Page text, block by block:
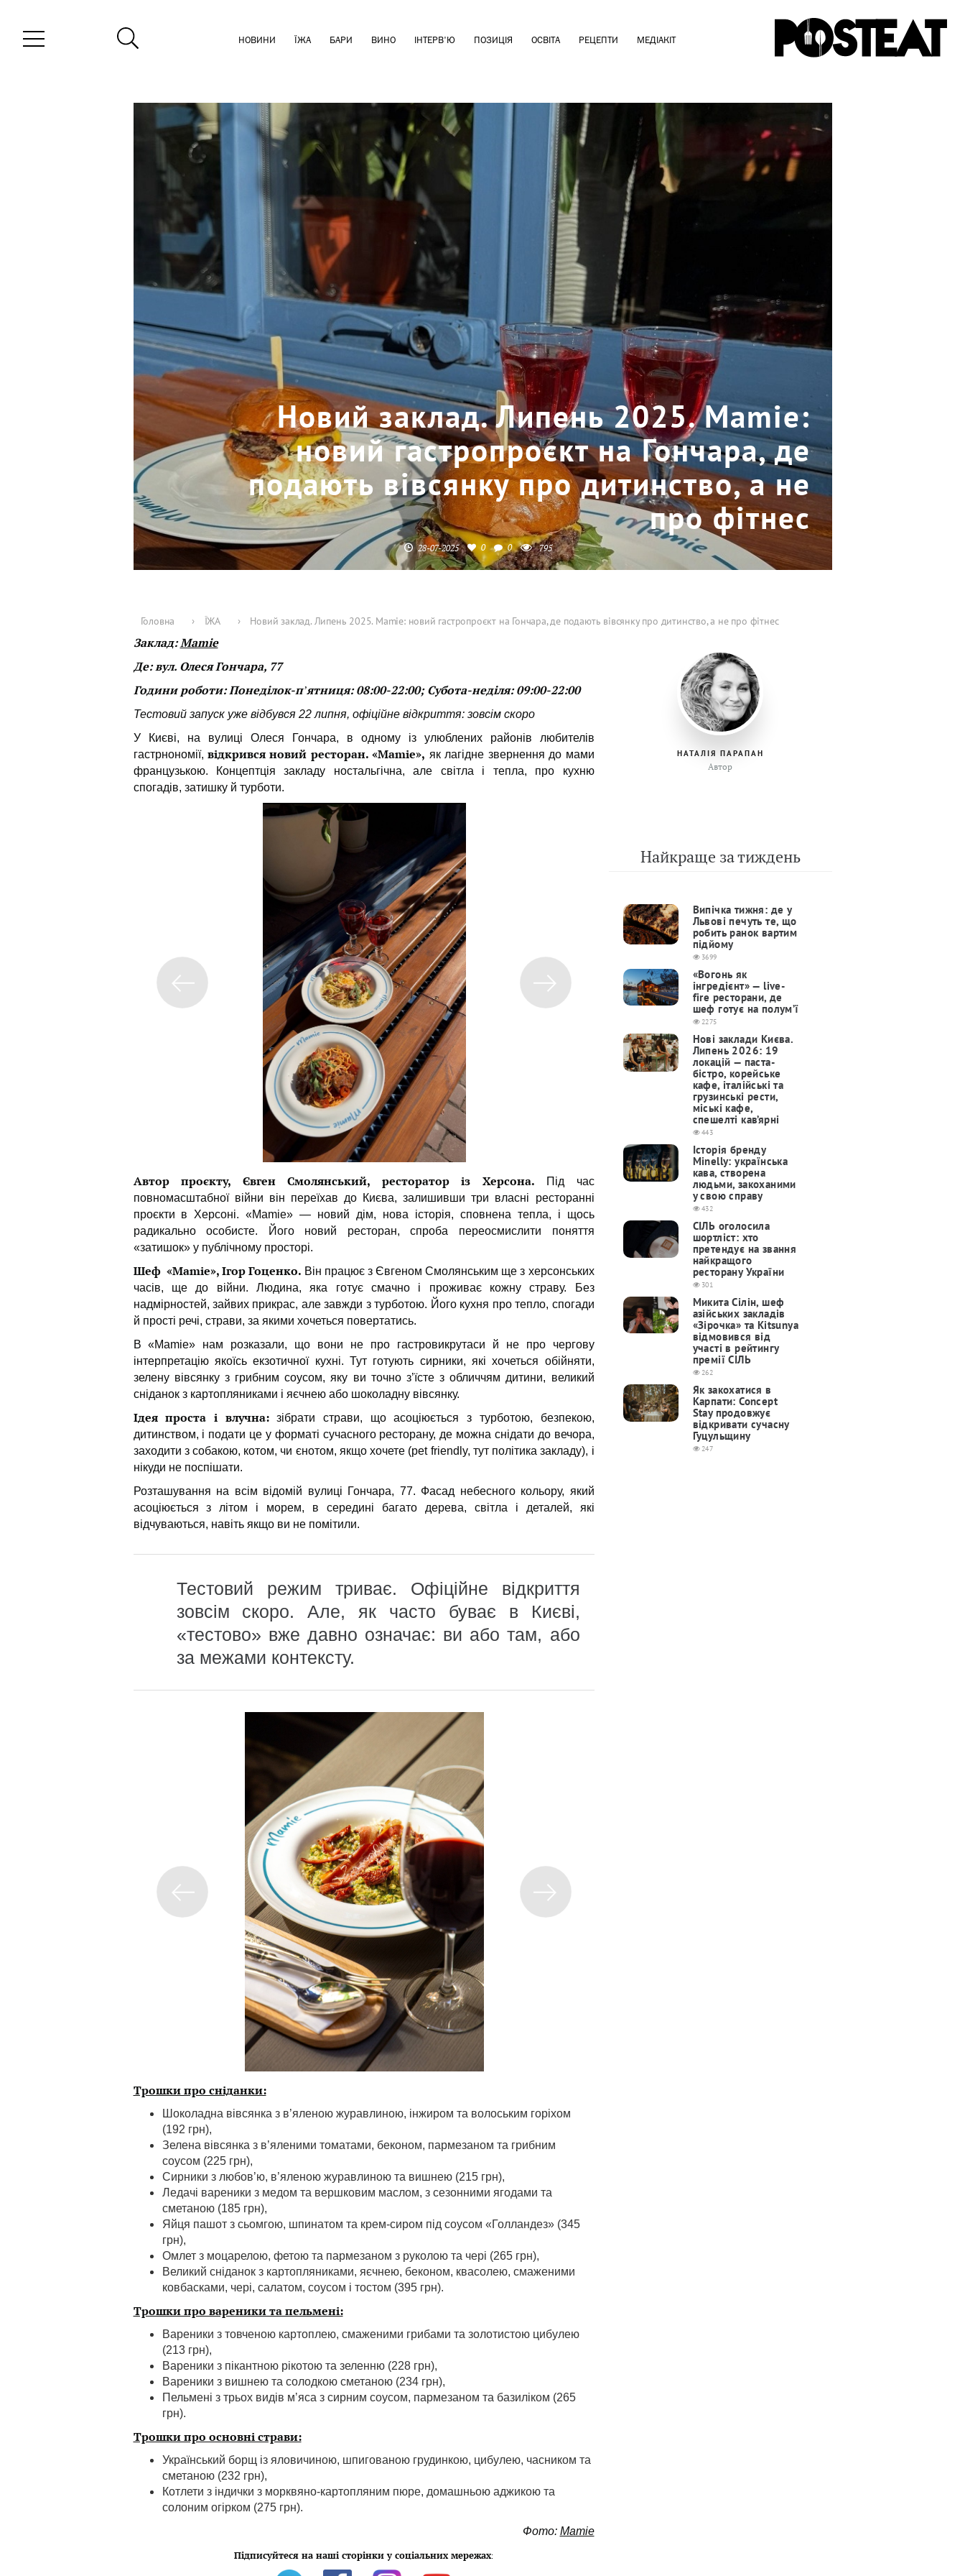
НОВИНИ ЇЖА БАРИ ВИНО ІНТЕРВ'Ю ПОЗИЦІЯ ОСВІТА РЕЦЕПТИ МЕДІАКІТ
Новий заклад. Липень 2025. Mamie:
новий гастропроєкт на Гончара, де
подають вівсянку про дитинство, а не
про фітнес
28-07-2025 0 0 795
Головна › ЇЖА › Новий заклад. Липень 2025. Mamie: новий гастропроєкт на Гончара, де подають вівсянку про дитинство, а не про фітнес
Заклад:Mamie
Де: вул. Олеся Гончара, 77
Години роботи: Понеділок-пʼятниця: 08:00-22:00; Субота-неділя: 09:00-22:00
Тестовий запуск уже відбувся 22 липня, офіційне відкриття: зовсім скоро
У Києві, на вулиці Олеся Гончара, в одному із улюблених районів любителів
гастрнономії, відкрився новий ресторан.«Mamie», як лагідне звернення до мами
французькою. Концептція закладу ностальгічна, але світла і тепла, про кухню
спогадів, затишку й турботи.
Автор проєкту, Євген Смолянський, ресторатор із Херсона. Під час
повномасштабної війни він переїхав до Києва, залишивши три власні ресторанні
проєкти в Херсоні. «Mamie» — новий дім, нова історія, сповнена тепла, і щось
радикально особисте. Його новий ресторан, спроба переосмислити поняття
«затишок» у публічному просторі.
Шеф «Mamie», Ігор Гоценко. Він працює з Євгеном Смолянським ще з херсонських
часів, ще до війни. Людина, яка готує смачно і проживає кожну страву. Без
надмірностей, зайвих прикрас, але завжди з турботою. Його кухня про тепло, спогади
й прості речі, страви, за якими хочеться повертатись.
В «Mamie» нам розказали, що вони не про гастровикрутаси й не про чергову
інтерпретацію якоїсь екзотичної кухні. Тут готують сирники, які хочеться обійняти,
зелену вівсянку з грибним соусом, яку ви точно з’їсте з обличчям дитини, великий
сніданок з картопляниками і яєчнею або шоколадну вівсянку.
Ідея проста і влучна:зібрати страви, що асоціюється з турботою, безпекою,
дитинством, і подати це у форматі сучасного ресторану, де можна снідати до вечора,
заходити з собакою, котом, чи єнотом, якщо хочете (pet friendly, тут політика закладу), і
нікуди не поспішати.
Розташування на всім відомій вулиці Гончара, 77. Фасад небесного кольору, який
асоціюється з літом і морем, в середині багато дерева, світла і деталей, які
відчуваються, навіть якщо ви не помітили.
Тестовий режим триває. Офіційне відкриття
зовсім скоро. Але, як часто буває в Києві,
«тестово» вже давно означає: ви або там, або
за межами контексту.
Трошки про сніданки:
Шоколадна вівсянка з в’яленою журавлиною, інжиром та волоським горіхом
(192 грн),
Зелена вівсянка з в’яленими томатами, беконом, пармезаном та грибним
соусом (225 грн),
Сирники з любов’ю, в’яленою журавлиною та вишнею (215 грн),
Ледачі вареники з медом та вершковим маслом, з сезонними ягодами та
сметаною (185 грн),
Яйця пашот з сьомгою, шпинатом та крем-сиром під соусом «Голландез» (345
грн),
Омлет з моцарелою, фетою та пармезаном з руколою та чері (265 грн),
Великий сніданок з картопляниками, яєчнею, беконом, квасолею, смаженими
ковбасками, чері, салатом, соусом і тостом (395 грн).
Трошки про вареники та пельмені:
Вареники з товченою картоплею, смаженими грибами та золотистою цибулею
(213 грн),
Вареники з пікантною рікотою та зеленню (228 грн),
Вареники з вишнею та солодкою сметаною (234 грн),
Пельмені з трьох видів мʼяса з сирним соусом, пармезаном та базиліком (265
грн).
Трошки про основні страви:
Український борщ із яловичиною, шпигованою грудинкою, цибулею, часником та
сметаною (232 грн),
Котлети з індички з морквяно-картопляним пюре, домашньою аджикою та
солоним огірком (275 грн).
Фото: Mamie
Підписуйтеся на наші сторінки у соціальних мережах:
НАТАЛІЯ ПАРАПАН
Автор
Найкраще за тиждень
Випічка тижня: де у
Львові печуть те, що
робить ранок вартим
підйому
3699
«Вогонь як
інгредієнт» — live-
fire ресторани, де
шеф готує на полум’ї
2275
Нові заклади Києва.
Липень 2026: 19
локацій — паста-
бістро, корейське
кафе, італійські та
грузинські рести,
міські кафе,
спешелті кав’ярні
443
Історія бренду
Minelly: українська
кава, створена
людьми, закоханими
у свою справу
432
СІЛЬ оголосила
шортліст: хто
претендує на звання
найкращого
ресторану України
301
Микита Сілін, шеф
азійських закладів
«Зірочка» та Kitsunya
відмовився від
участі в рейтингу
премії СІЛЬ
262
Як закохатися в
Карпати: Concept
Stay продовжує
відкривати сучасну
Гуцульщину
247